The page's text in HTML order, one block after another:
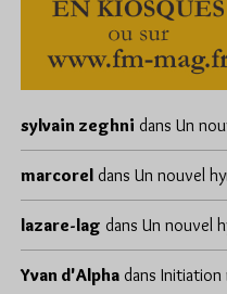
sylvain zeghni dans Un
marcorel dans Un nouvel
lazare-lag dans Un nouvel
Yvan d'Alpha dans Initiation